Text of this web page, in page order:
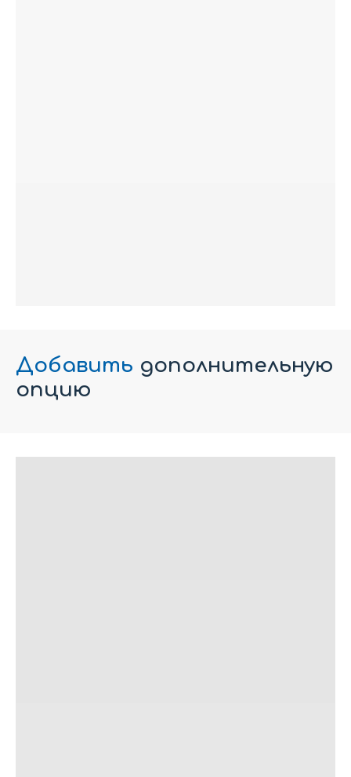
Добавить дополнительную
опцию